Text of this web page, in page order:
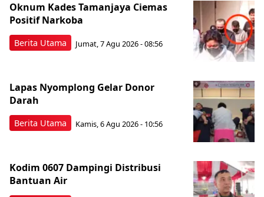
Berita Utama
Oknum Kades Tamanjaya Ciemas
Positif Narkoba
Jumat, 7 Agu 2026 - 08:56
Berita Utama
Lapas Nyomplong Gelar Donor
Darah
Kamis, 6 Agu 2026 - 10:56
Kodim 0607 Dampingi Distribusi
Bantuan Air